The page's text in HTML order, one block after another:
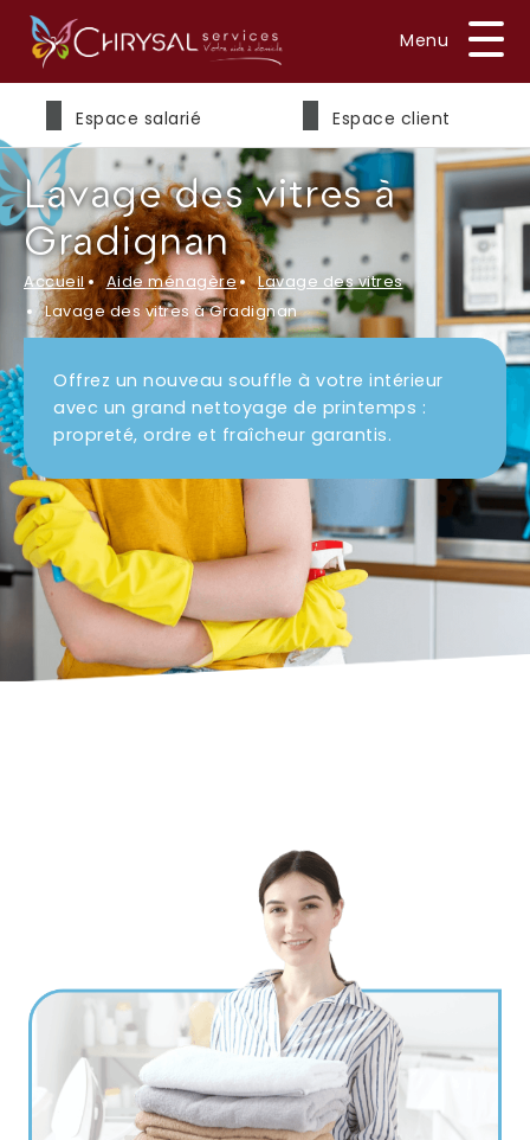
Espace salarié Espace client
Lavage des vitres à
Gradignan
Accueil Aide ménagère
Lavage des vitres
Lavage des vitres à Gradignan
Offrez un nouveau souffle à votre intérieur
avec un grand nettoyage de printemps :
propreté, ordre et fraîcheur garantis.
Prénom*
Nom *
E-mail*
Ville*
Jardinage
Petits travaux de bricolage
Autres services